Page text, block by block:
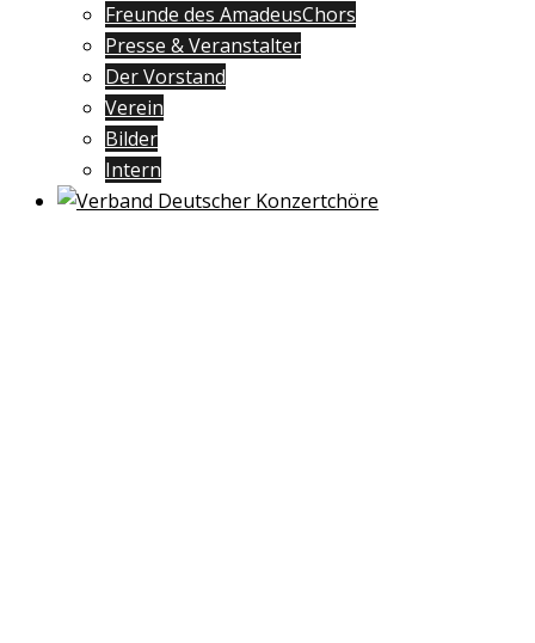
Freunde des AmadeusChors
Presse & Veranstalter
Der Vorstand
Verein
Bilder
Intern